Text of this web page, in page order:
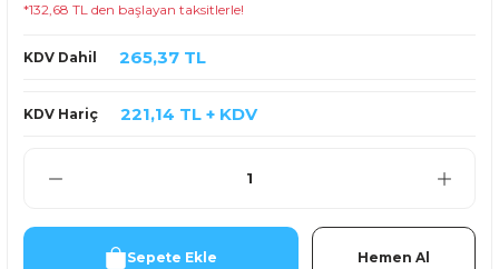
*132,68 TL den başlayan taksitlerle!
KDV Dahil 265,37 TL
KDV Hariç 221,14 TL + KDV
Sepete Ekle Hemen Al